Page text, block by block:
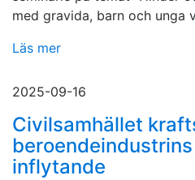
med gravida, barn och unga
Läs mer
2025-09-16
Civilsamhället
inflytande